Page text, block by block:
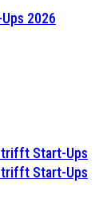
2026
trifft Start-Ups
trifft Start-Ups